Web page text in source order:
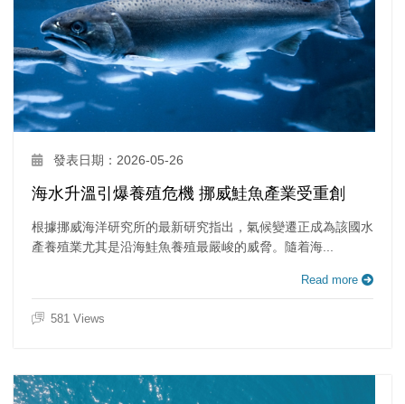
發表日期：2026-05-26
海水升溫引爆養殖危機 挪威鮭魚產業受重創
根據挪威海洋研究所的最新研究指出，氣候變遷正成為該國水
產養殖業尤其是沿海鮭魚養殖最嚴峻的威脅。隨着海...
Read more
581 Views